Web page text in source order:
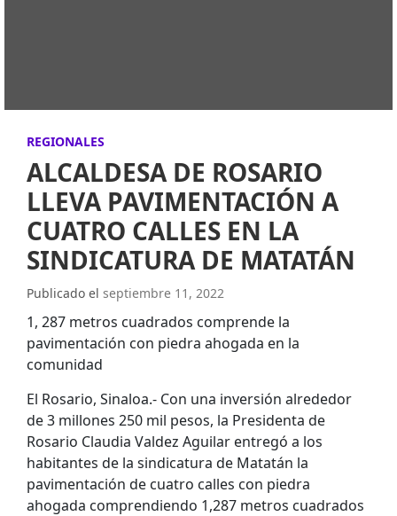
REGIONALES
ALCALDESA DE ROSARIO
LLEVA PAVIMENTACIÓN A
CUATRO CALLES EN LA
SINDICATURA DE MATATÁN
Publicado el septiembre 11, 2022
1, 287 metros cuadrados comprende la
pavimentación con piedra ahogada en la
comunidad
El Rosario, Sinaloa.- Con una inversión alrededor
de 3 millones 250 mil pesos, la Presidenta de
Rosario Claudia Valdez Aguilar entregó a los
habitantes de la sindicatura de Matatán la
pavimentación de cuatro calles con piedra
ahogada comprendiendo 1,287 metros cuadrados